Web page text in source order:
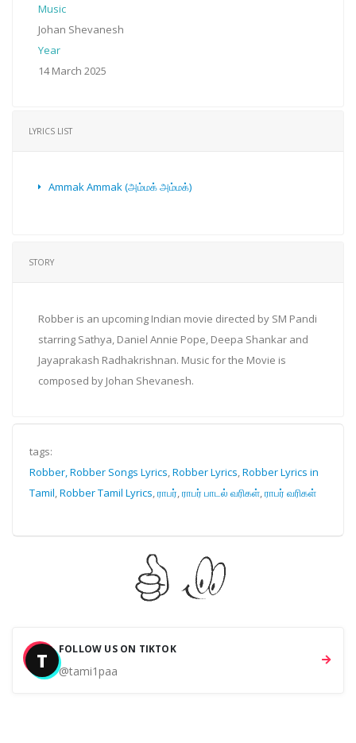
Music
Johan Shevanesh
Year
14 March 2025
LYRICS LIST
Ammak Ammak (அம்மக் அம்மக்)
STORY
Robber is an upcoming Indian movie directed by SM Pandi
starring Sathya, Daniel Annie Pope, Deepa Shankar and
Jayaprakash Radhakrishnan. Music for the Movie is
composed by Johan Shevanesh.
tags:
Robber, Robber Songs Lyrics,Robber Lyrics,Robber Lyrics in
Tamil,Robber Tamil Lyrics,ராபர்,ராபர் பாடல் வரிகள்,ராபர் வரிகள்
T FOLLOW US ON TIKTOK
@tami1paa